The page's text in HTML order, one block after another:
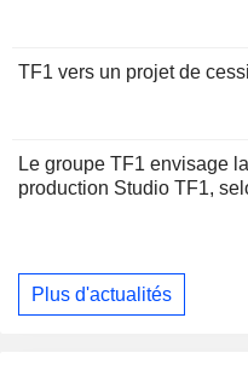
TF1 vers un projet de
Le groupe TF1 envisage
production Studio TF1,
Plus d'actualités